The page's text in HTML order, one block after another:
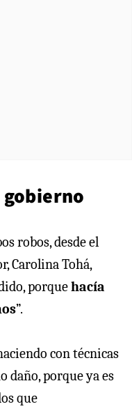
gobierno
robos, desde el
Carolina Tohá,
porquehacía
”.
con técnicas
daño, porque ya es
que